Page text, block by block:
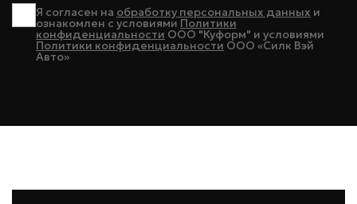
Я согласен на обработку персональных данных и
ознакомлен с условиями Политики
конфиденциальности ООО "Куформ" и условиями
Политики конфиденциальности ООО «Силк Вэй
Авто»